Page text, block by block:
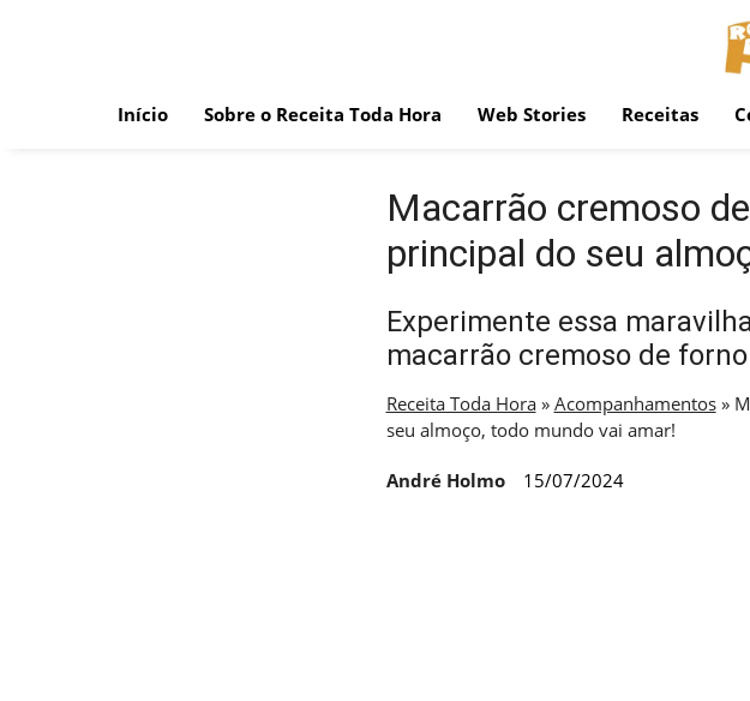
Início Sobre o Receita Toda Hora Web Stories Receitas
Macarrão cremoso
principal do seu
Experimente essa
macarrão cremoso de
Receita Toda Hora» Acompanhamentos»
seu almoço, todo mundo vai amar!
André Holmo 15/07/2024